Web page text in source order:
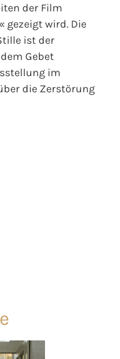
der Film
gezeigt wird. Die
ist der
Gebet
im
die Zerstörung